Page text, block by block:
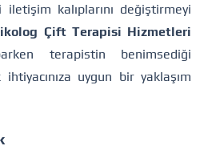
iletişim kalıplarını değiştirmeyi
Çift Terapisi Hizmetleri
terapistin benimsediği
uygun bir yaklaşım